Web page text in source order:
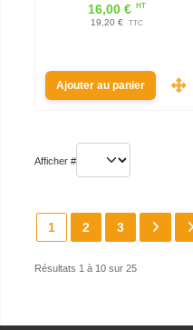
16,00 € HT
19,20 € TTC
Ajouter au panier
Afficher #
1 2 3
Résultats 1 à 10 sur 25